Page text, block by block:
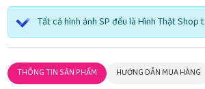
Tất cả hình ảnh SP đều là Hình Thật Shop
THÔNG TIN SẢN PHẨM HƯỚNG DẪN MUA HÀNG